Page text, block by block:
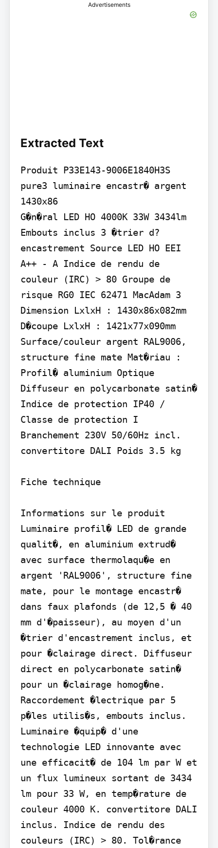
Advertisements
Extracted Text
Produit P33E143-9006E1840H3S
pure3 luminaire encastr� argent
1430x86
G�n�ral LED HO 4000K 33W 3434lm
Embouts inclus 3 �trier d?
encastrement Source LED HO EEI
A++ - A Indice de rendu de
couleur (IRC) > 80 Groupe de
risque RG0 IEC 62471 MacAdam 3
Dimension LxlxH : 1430x86x082mm
D�coupe LxlxH : 1421x77x090mm
Surface/couleur argent RAL9006,
structure fine mate Mat�riau :
Profil� aluminium Optique
Diffuseur en polycarbonate satin�
Indice de protection IP40 /
Classe de protection I
Branchement 230V 50/60Hz incl.
convertitore DALI Poids 3.5 kg
Fiche technique
Informations sur le produit
Luminaire profil� LED de grande
qualit�, en aluminium extrud�
avec surface thermolaqu�e en
argent 'RAL9006', structure fine
mate, pour le montage encastr�
dans faux plafonds (de 12,5 � 40
mm d'�paisseur), au moyen d'un
�trier d'encastrement inclus, et
pour �clairage direct. Diffuseur
direct en polycarbonate satin�
pour un �clairage homog�ne.
Raccordement �lectrique par 5
p�les utilis�s, embouts inclus.
Luminaire �quip� d'une
technologie LED innovante avec
une efficacit� de 104 lm par W et
un flux lumineux sortant de 3434
lm pour 33 W, en temp�rature de
couleur 4000 K. convertitore DALI
inclus. Indice de rendu des
couleurs (IRC) > 80. Tol�rance